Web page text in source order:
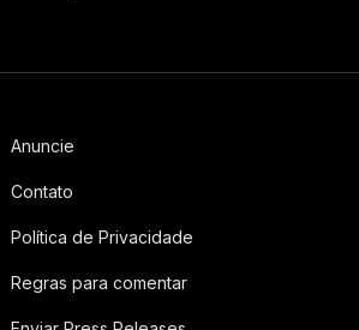
Anuncie
Contato
Política de Privacidade
Regras para comentar